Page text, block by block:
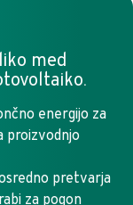
med
energijo za
proizvodnjo
pretvarja
za pogon